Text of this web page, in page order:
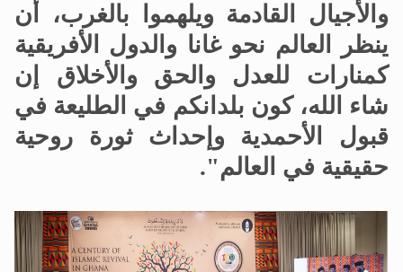
والأجيال القادمة ويلهموا بالغرب، أن
ينظر العالم نحو غانا والدول الأفريقية
كمنارات للعدل والحق والأخلاق إن
شاء الله، كون بلدانكم في الطليعة في
قبول الأحمدية وإحداث ثورة روحية
حقيقية في العالم".